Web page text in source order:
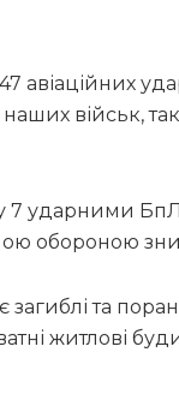
військ, так
7 ударними
обороною
та
житлові